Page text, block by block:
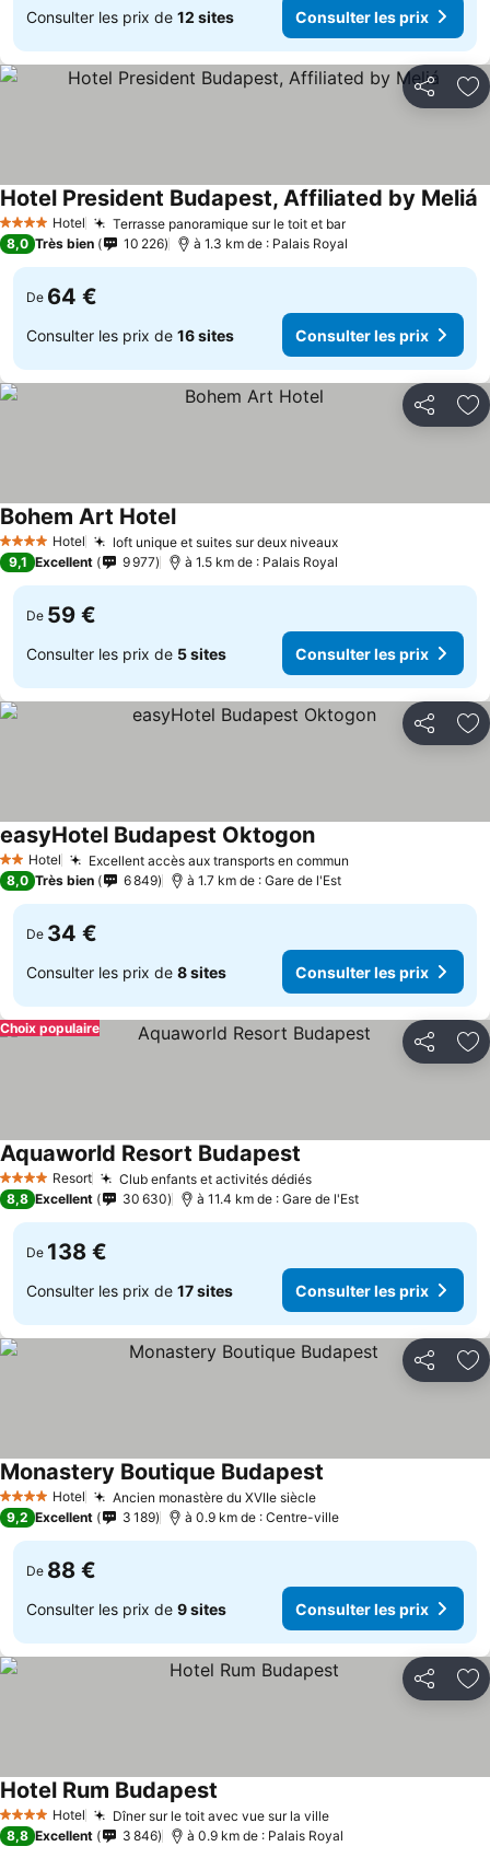
Consulter les prix de 12 sites Consulter les prix
Partager
4 Étoiles Hotel Terrasse panoramique sur le toit et bar
Hotel President Budapest, Affiliated by Meliá
8,0 Très bien 10 226 à 1.3 km de : Palais Royal
De 64 €
Consulter les prix de 16 sites Consulter les prix
Partager
4 Étoiles Hotel loft unique et suites sur deux niveaux
Bohem Art Hotel
9,1 Excellent 9 977 à 1.5 km de : Palais Royal
De 59 €
Consulter les prix de 5 sites Consulter les prix
Partager
2 Étoiles
Hotel Excellent accès aux transports en commun
easyHotel Budapest Oktogon
8,0 Très bien 6 849 à 1.7 km de : Gare de l'Est
De 34 €
Consulter les prix de 8 sites Consulter les prix
Partager
Choix populaire
4 Étoiles Resort Club enfants et activités dédiés
Aquaworld Resort Budapest
8,8 Excellent 30 630 à 11.4 km de : Gare de l'Est
De 138 €
Consulter les prix de 17 sites Consulter les prix
Partager
4 Étoiles Hotel Ancien monastère du XVIIe siècle
Monastery Boutique Budapest
9,2 Excellent 3 189 à 0.9 km de : Centre-ville
De 88 €
Consulter les prix de 9 sites Consulter les prix
Partager
4 Étoiles Hotel Dîner sur le toit avec vue sur la ville
Hotel Rum Budapest
8,8 Excellent 3 846 à 0.9 km de : Palais Royal